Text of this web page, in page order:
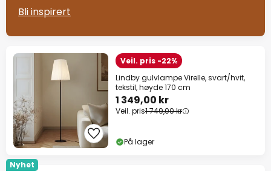
Bli inspirert
Veil. pris -22%
Lindby gulvlampe Virelle, svart/hvit,
tekstil, høyde 170 cm
1 349,00 kr
Veil. pris1 749,00 kr
På lager
Nyhet